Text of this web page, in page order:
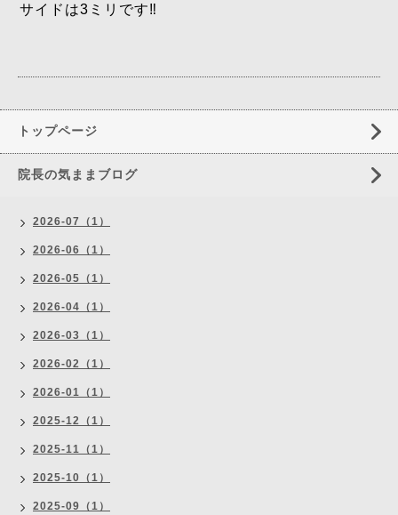
サイドは3ミリです‼️
トップページ
院長の気ままブログ
2026-07（1）
2026-06（1）
2026-05（1）
2026-04（1）
2026-03（1）
2026-02（1）
2026-01（1）
2025-12（1）
2025-11（1）
2025-10（1）
2025-09（1）